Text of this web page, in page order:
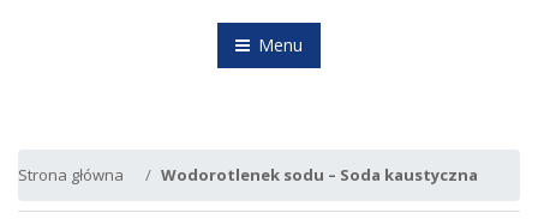
Menu
Strona główna Wodorotlenek sodu – Soda kaustyczna